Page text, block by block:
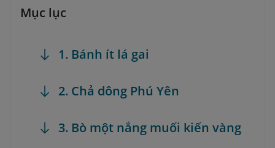
Mục lục
1. Bánh ít lá gai
2. Chả dông Phú Yên
3. Bò một nắng muối kiến vàng